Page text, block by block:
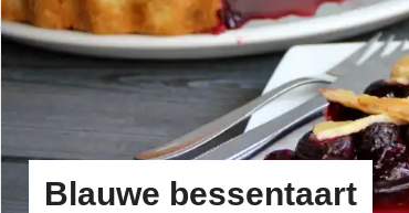
Blauwe bessentaart